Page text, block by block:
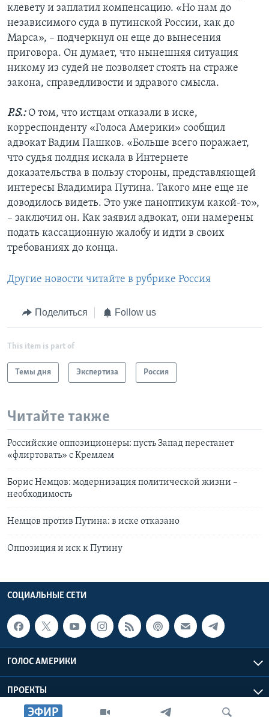
ЭФИР
клевету и заплатил компенсацию. «Но нам до
независимого суда в путинской России, как до
Марса», – подчеркнул он еще до вынесения
приговора. Он думает, что нынешняя ситуация
никому из судей не позволяет стоять на страже
закона, справедливости и здравого смысла.
P.S.:О том, что истцам отказали в иске,
корреспонденту «Голоса Америки» сообщил
адвокат Вадим Пашков. «Больше всего поражает,
что судья полдня искала в Интернете
доказательства в пользу стороны, представляющей
интересы Владимира Путина. Такого мне еще не
доводилось видеть. Это уже паноптикум какой-то»,
– заключил он. Как заявил адвокат, они намерены
подать кассационную жалобу и идти в своих
требованиях до конца.
Другие новости читайте в рубрике Россия
Поделиться Follow us
This item is part of
Темы дня Экспертиза Россия
Читайте также
Российские оппозиционеры: пуcть Запад перестанет
«флиртовать» с Кремлем
Борис Немцов: модернизация политической жизни –
необходимость
Немцов против Путина: в иске отказано
Оппозиция и иск к Путину
СОЦИАЛЬНЫЕ СЕТИ
ГОЛОС АМЕРИКИ
ПРОЕКТЫ